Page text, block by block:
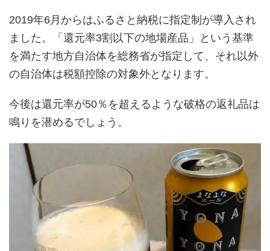
2019年6月からはふるさと納税に指定制が導入され
ました。「還元率3割以下の地場産品」という基準
を満たす地方自治体を総務省が指定して、それ以外
の自治体は税額控除の対象外となります。
今後は還元率が50％を超えるような破格の返礼品は
鳴りを潜めるでしょう。